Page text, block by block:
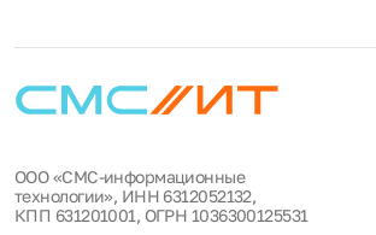
ООО «СМС-информационные
технологии», ИНН 6312052132,
КПП 631201001, ОГРН 1036300125531